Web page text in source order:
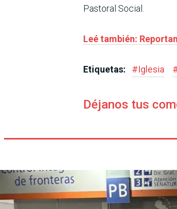
Pastoral Social.
Leé también:
Etiquetas: #Iglesia
Déjanos tus